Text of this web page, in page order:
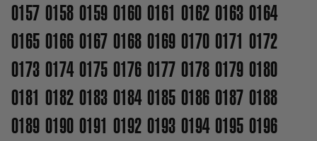
0157 0158 0159 0160 0161 0162 0163 0164
0165 0166 0167 0168 0169 0170 0171 0172
0173 0174 0175 0176 0177 0178 0179 0180
0181 0182 0183 0184 0185 0186 0187 0188
0189 0190 0191 0192 0193 0194 0195 0196